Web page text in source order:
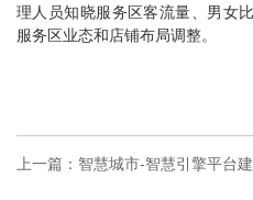
理人员知晓服务区客流量、男女
服务区业态和店铺布局调整。
上一篇： 智慧城市-智慧引擎平台